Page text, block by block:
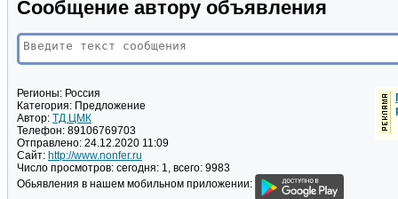
Сообщение автору объявления
Регионы: Россия
Категория: Предложение
Автор: ТД ЦМК
Телефон: 89106769703
Отправлено: 24.12.2020 11:09
Сайт: http://www.nonfer.ru
Число просмотров: сегодня: 1, всего: 9983
Обьявления в нашем мобильном приложении: